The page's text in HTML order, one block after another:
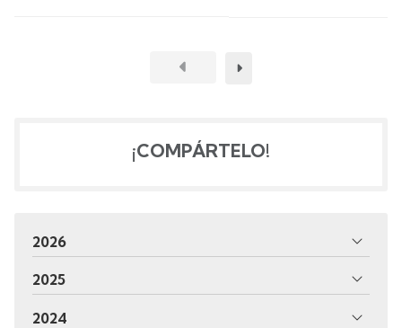
¡COMPÁRTELO!
2026
2025
2024